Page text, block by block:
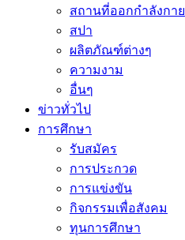
สถานที่ออกกำลังกาย
สปา
ผลิตภัณฑ์ต่างๆ
ความงาม
อื่นๆ
ข่าวทั่วไป
การศึกษา
รับสมัคร
การประกวด
การแข่งขัน
กิจกรรมเพื่อสังคม
ทุนการศึกษา